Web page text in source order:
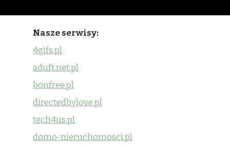
Nasze serwisy:
4gifs.pl
aduft.net.pl
bonfree.pl
directedbylove.pl
tech4us.pl
domo-nieruchomosci.pl